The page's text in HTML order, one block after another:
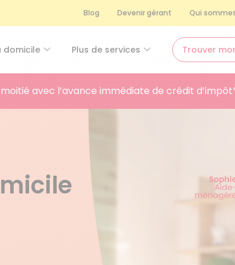
Blog Devenir gérant Qui
domicile Plus de services Trouver
avec l’avance immédiate de crédit